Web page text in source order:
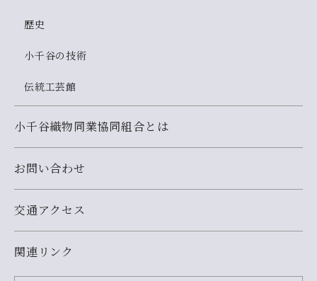
歴史
小千谷の技術
伝統工芸館
小千谷織物同業協同組合とは
お問い合わせ
交通アクセス
関連リンク